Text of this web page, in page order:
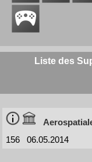
Liste des
156
06.05.2014